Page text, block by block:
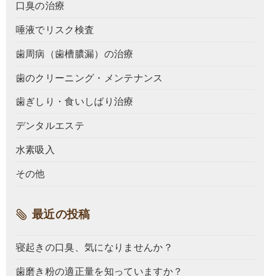
口臭の治療
唾液でリスク検査
歯周病（歯槽膿漏）の治療
歯のクリーニング・メンテナンス
歯ぎしり・食いしばり治療
デンタルエステ
水素吸入
その他
最近の投稿
寝起きの口臭、気になりませんか？
歯磨き粉の適正量を知っていますか？